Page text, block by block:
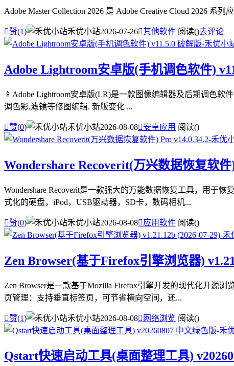
Adobe Master Collection 2026 是 Adobe Creative Cloud 2026
赞(1) 禾优小站2026-07-26其他软件 阅读()去评论
Adobe Lightroom安卓版(手机调色软件)
📱Adobe Lightroom安卓版(LR)是一款图像编辑器及后期调色
调色彩,滤镜等修图编辑. 新版变化 ...
赞(0) 禾优小站2026-08-08安卓应用 阅读()
Wondershare Recoverit(万兴数据恢复软件
Wondershare Recoverit是一款强大的万能数据恢复工具，用于
式化的硬盘，iPod，USB驱动器，SD卡，数码相机...
赞(0) 禾优小站2026-08-08应用软件 阅读()
Zen Browser(基于Firefox引擎浏览器)
Zen Browser是一款基于Mozilla Firefox引擎开发的现代化开源
页管理：支持垂直标签页，可节省横向空间，还...
赞(1) 禾优小站2026-08-08 网络浏览 阅读()
Qstart快速启动工具(桌面整理工具)